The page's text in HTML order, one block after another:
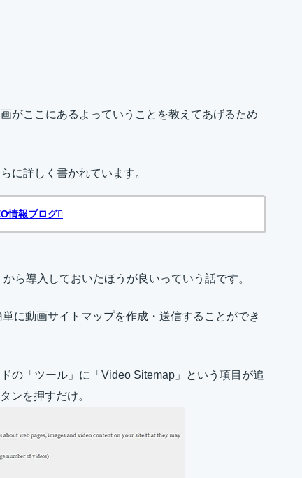
がここにあるよっていうことを教えてあげるため
に詳しく書かれています。
情報ブログ
ら導入しておいたほうが良いっていう話です。
単に動画サイトマップを作成・送信することができ
の「ツール」に「Video Sitemap」という項目が追
ンを押すだけ。